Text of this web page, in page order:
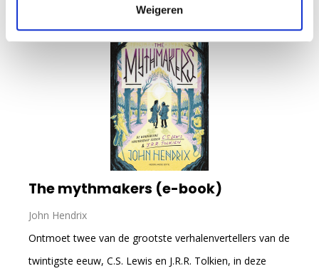
Weigeren
The mythmakers (e-book)
John Hendrix
Ontmoet twee van de grootste verhalenvertellers van de
twintigste eeuw, C.S. Lewis en J.R.R. Tolkien, in deze